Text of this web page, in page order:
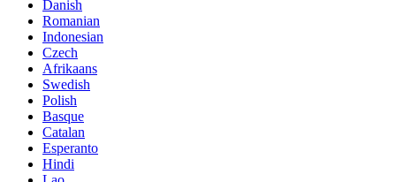
Danish
Romanian
Indonesian
Czech
Afrikaans
Swedish
Polish
Basque
Catalan
Esperanto
Hindi